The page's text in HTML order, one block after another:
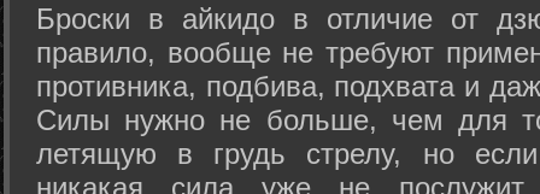
Броски в айкидо в отличие от
правило, вообще не требуют
противника, подбива, подхвата и
Силы нужно не больше, чем для
летящую в грудь стрелу, но
никакая сила уже не